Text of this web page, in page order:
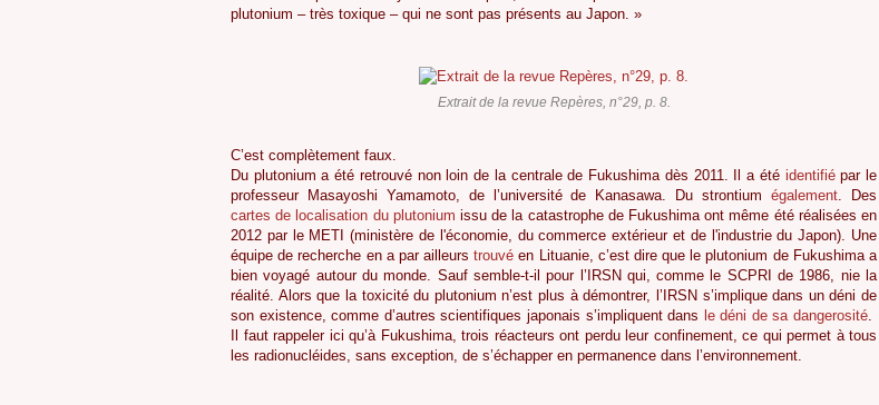
plutonium – très toxique – qui ne sont pas présents au Japon. »
Extrait de la revue Repères, n°29, p. 8.
C’est complètement faux.
Du plutonium a été retrouvé non loin de la centrale de Fukushima dès 2011. Il a été identifiépar le
professeur Masayoshi Yamamoto, de l’université de Kanasawa. Du strontiumégalement. Des
cartes de localisation du plutonium issu de la catastrophe de Fukushima ont même été réalisées en
2012 par le METI (ministère de l'économie, du commerce extérieur et de l'industrie du Japon). Une
équipe de recherche en a par ailleurstrouvé en Lituanie, c’est dire que le plutonium de Fukushima a
bien voyagé autour du monde. Sauf semble-t-il pour l’IRSN qui, comme le SCPRI de 1986, nie la
réalité. Alors que la toxicité du plutonium n’est plus à démontrer, l’IRSN s’implique dans un déni de
son existence, comme d’autres scientifiques japonais s’impliquent dans le déni de sa dangerosité.
Il faut rappeler ici qu’à Fukushima, trois réacteurs ont perdu leur confinement, ce qui permet à tous
les radionucléides, sans exception, de s’échapper en permanence dans l’environnement.